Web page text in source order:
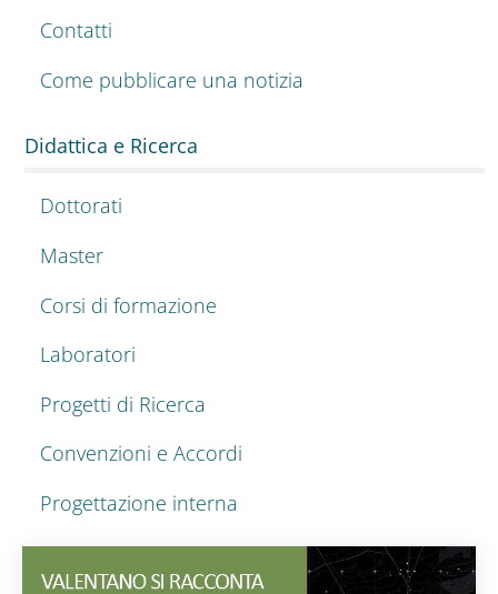
Contatti
Come pubblicare una notizia
Didattica e Ricerca
Dottorati
Master
Corsi di formazione
Laboratori
Progetti di Ricerca
Convenzioni e Accordi
Progettazione interna